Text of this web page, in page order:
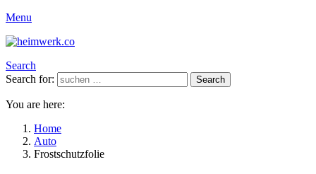
Menu
Search
Search for:
Search
You are here:
Home
Auto
Frostschutzfolie